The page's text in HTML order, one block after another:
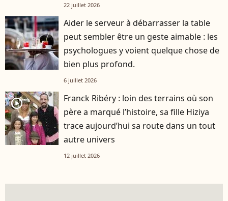
22 juillet 2026
Aider le serveur à débarrasser la table
peut sembler être un geste aimable : les
psychologues y voient quelque chose de
bien plus profond.
6 juillet 2026
player2
Franck Ribéry : loin des terrains où son
père a marqué l’histoire, sa fille Hiziya
trace aujourd’hui sa route dans un tout
autre univers
12 juillet 2026